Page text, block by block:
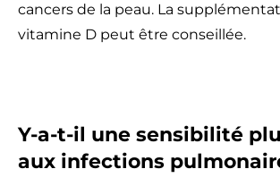
cancers de la peau. La
vitamine D peut être conseillée.
Y-a-t-il une sensibilité
aux infections